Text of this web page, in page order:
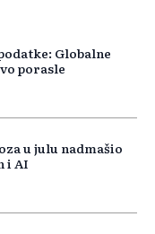
Globalne
porasle
u julu nadmašio
i AI